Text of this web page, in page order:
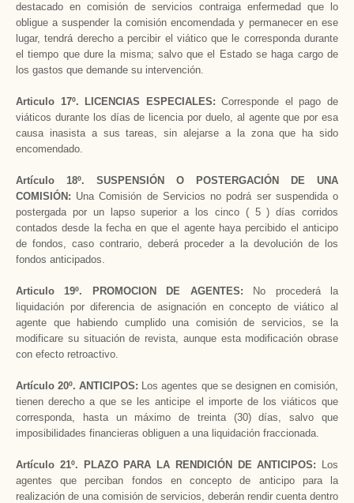
destacado en comisión de servicios contraiga enfermedad que lo
obligue a suspender la comisión encomendada y permanecer en ese
lugar, tendrá derecho a percibir el viático que le corresponda durante
el tiempo que dure la misma; salvo que el Estado se haga cargo de
los gastos que demande su intervención.
Articulo 17º. LICENCIAS ESPECIALES:Corresponde el pago de
viáticos durante los días de licencia por duelo, al agente que por esa
causa inasista a sus tareas, sin alejarse a la zona que ha sido
encomendado.
Artículo 18º. SUSPENSIÓN O POSTERGACIÓN DE UNA
COMISIÓN: Una Comisión de Servicios no podrá ser suspendida o
postergada por un lapso superior a los cinco ( 5 ) días corridos
contados desde la fecha en que el agente haya percibido el anticipo
de fondos, caso contrario, deberá proceder a la devolución de los
fondos anticipados.
Articulo 19º. PROMOCION DE AGENTES:
No procederá la
liquidación por diferencia de asignación en concepto de viático al
agente que habiendo cumplido una comisión de servicios, se la
modificare su situación de revista, aunque esta modificación obrase
con efecto retroactivo.
Artículo 20º. ANTICIPOS: Los agentes que se designen en comisión,
tienen derecho a que se les anticipe el importe de los viáticos que
corresponda, hasta un máximo de treinta (30) días, salvo que
imposibilidades financieras obliguen a una liquidación fraccionada.
Artículo 21º. PLAZO PARA LA RENDICIÓN DE ANTICIPOS:
Los
agentes que perciban fondos en concepto de anticipo para la
realización de una comisión de servicios, deberán rendir cuenta dentro